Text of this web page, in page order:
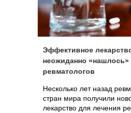
Эффективное
неожиданно «нашлось»
ревматологов
Несколько лет назад
стран мира получили
лекарство для лечения